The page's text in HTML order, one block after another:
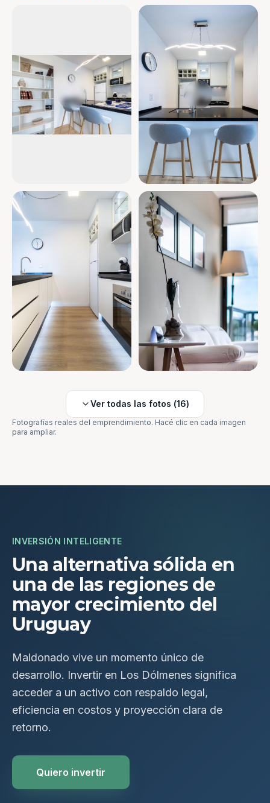
Ver todas las fotos (16)
Fotografías reales del emprendimiento. Hacé clic en cada imagen
para ampliar.
INVERSIÓN INTELIGENTE
Una alternativa sólida en
una de las regiones de
mayor crecimiento del
Uruguay
Maldonado vive un momento único de
desarrollo. Invertir en Los Dólmenes significa
acceder a un activo con respaldo legal,
eficiencia en costos y proyección clara de
retorno.
Quiero invertir